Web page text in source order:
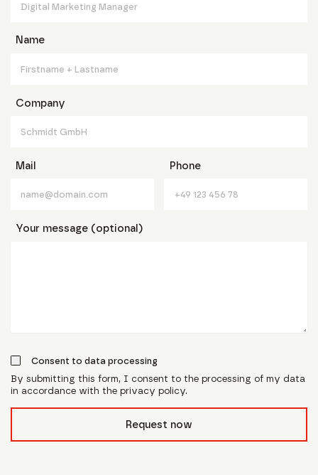
Name
Company
Mail Phone
Your message (optional)
Consent to data processing
By submitting this form, I consent to the processing of my data
in accordance with the privacy policy.
Request now